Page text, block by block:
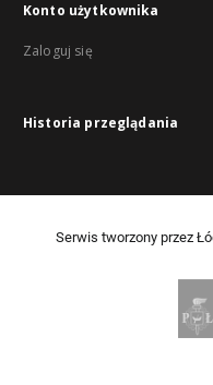
Konto użytkownika
Zaloguj się
Historia przeglądania
Serwis tworzony przez